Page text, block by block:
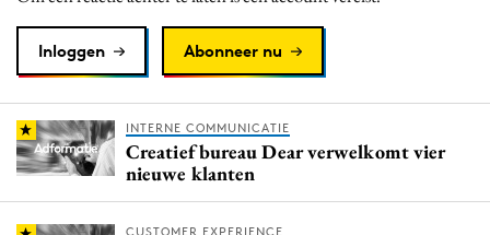
Inloggen Abonneer nu
INTERNE COMMUNICATIE
Creatief bureau Dear verwelkomt vier
nieuwe klanten
CUSTOMER EXPERIENCE